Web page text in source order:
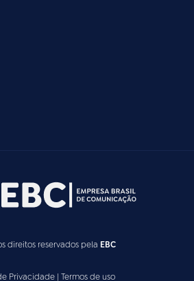
direitos reservados pela EBC
Privacidade| Termos de uso